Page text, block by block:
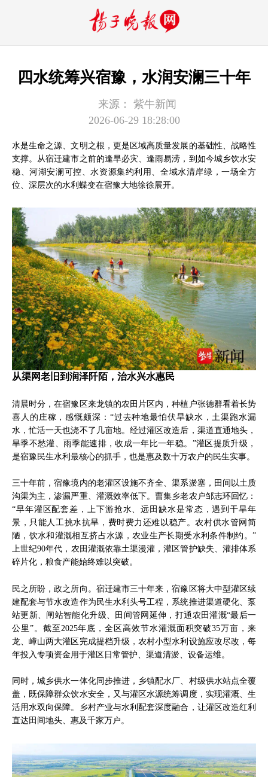
四水统筹兴宿豫，水润安澜三十年
来源：
紫牛新闻
2026-06-29 18:28:00
水是生命之源、文明之根，更是区域高质量发展的基础性、战略性
支撑。从宿迁建市之前的逢旱必灾、逢雨易涝，到如今城乡饮水安
稳、河湖安澜可控、水资源集约利用、全域水清岸绿，一场全方
位、深层次的水利蝶变在宿豫大地徐徐展开。
从渠网老旧到润泽阡陌，治水兴水惠民
清晨时分，在宿豫区来龙镇的农田片区内，种植户张德群看着长势
喜人的庄稼，感慨颇深：“过去种地最怕伏旱缺水，土渠跑水漏
水，忙活一天也浇不了几亩地。经过灌区改造后，渠道直通地头，
旱季不愁灌、雨季能速排，收成一年比一年稳。”灌区提质升级，
是宿豫民生水利最核心的抓手，也是惠及数十万农户的民生实事。
三十年前，宿豫境内的老灌区设施不齐全、渠系淤塞，田间以土质
沟渠为主，渗漏严重、灌溉效率低下。曹集乡老农户邹志环回忆：
“早年灌区配套差，上下游抢水、远田缺水是常态，遇到干旱年
景，只能人工挑水抗旱，费时费力还难以稳产。农村供水管网简
陋，饮水和灌溉相互挤占水源，农业生产长期受水利条件制约。”
上世纪90年代，农田灌溉依靠土渠漫灌，灌区管护缺失、灌排体系
碎片化，粮食产能始终难以突破。
民之所盼，政之所向。宿迁建市三十年来，宿豫区将大中型灌区续
建配套与节水改造作为民生水利头号工程，系统推进渠道硬化、泵
站更新、闸站智能化升级、田间管网延伸，打通农田灌溉“最后一
公里”。截至2025年底，全区高效节水灌溉面积突破35万亩，来
龙、嶂山两大灌区完成提档升级，农村小型水利设施应改尽改，每
年投入专项资金用于灌区日常管护、渠道清淤、设备运维。
同时，城乡供水一体化同步推进，乡镇配水厂、村级供水站点全覆
盖，既保障群众饮水安全，又与灌区水源统筹调度，实现灌溉、生
活用水双向保障。乡村产业与水利配套深度融合，让灌区改造红利
直达田间地头、惠及千家万户。